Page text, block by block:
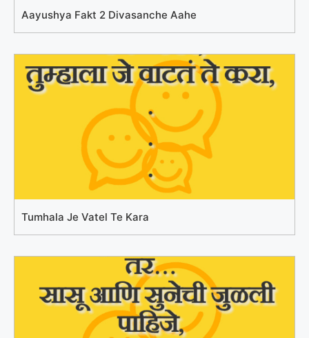
Aayushya Fakt 2 Divasanche Aahe
Tumhala Je Vatel Te Kara